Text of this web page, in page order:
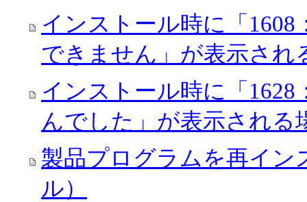
インストール時に「
できません」が表示され
インストール時に「
んでした」が表示される
製品プログラムを再イン
ル）